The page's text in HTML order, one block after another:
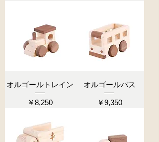
オルゴールトレイン
価格
￥8,250
オルゴールバス
価格
￥9,350